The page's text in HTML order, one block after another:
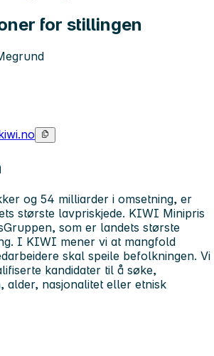
for stillingen
og 54 milliarder i omsetning, er
største lavpriskjede. KIWI Minipris
som er landets største
I KIWI mener vi at mangfold
skal speile befolkningen. Vi
kandidater til å søke,
alder, nasjonalitet eller etnisk